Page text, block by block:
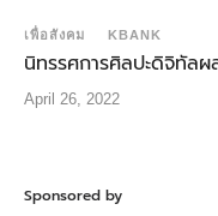
เพื่อสังคม KBANK
นิทรรศการศิลปะดิจิทัล
April 26, 2022
Sponsored by